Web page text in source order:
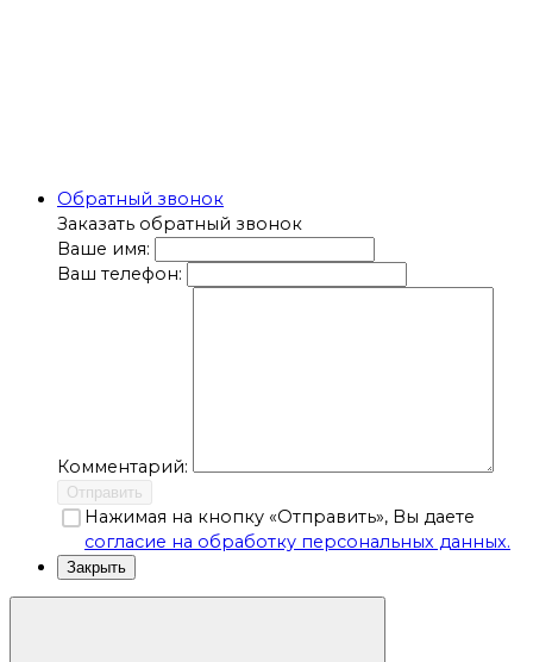
Обратный звонок
Заказать обратный звонок
Ваше имя:
Ваш телефон:
Комментарий:
Отправить
Нажимая на кнопку «Отправить», Вы даете
согласие на обработку персональных данных.
Закрыть